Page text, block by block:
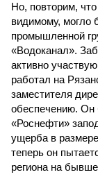
Но, повторим,
видимому, могло
промышленной
«Водоканал».
активно
работал на
заместителя
обеспечению. Он
«Роснефти»
ущерба в
теперь он
региона на